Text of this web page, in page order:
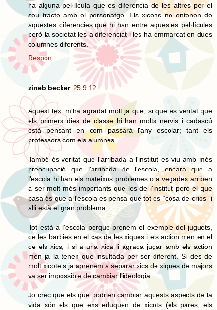
ha alguna pel·lícula que es diferencia de les altres per el
seu tracte amb el personatge. Els xicons no entenen de
aquestes diferencies que hi han entre aquestes pel·lícules
però la societat les a diferenciat i les ha emmarcat en dues
columnes diferents.
Respon
zineb becker 25.9.12
Aquest text m'ha agradat molt ja que, si que és veritat que
els primers dies de classe hi han molts nervis i cadascú
està pensant en com passarà l'any escolar; tant els
professors com els alumnes.
També és veritat que l'arribada a l'institut es viu amb més
preocupació que l'arribada de l'escola, encara que a
l'escola hi han els mateixos problemes o a vegades arriben
a ser molt més importants que les de l'institut però el que
pasa és que a l'escola es pensa que tot és “cosa de crios” i
alli està el gran problema.
Tot està a l'escola perque prenem el exemple del juguets,
de les barbies en el cas de les xiques i els action men en el
de els xics, i si a una xica li agrada jugar amb els action
men ja la tenen que insultada per ser diferent. Si des de
molt xicotets ja aprenem a separar xics de xiques de majors
va ser impossible de cambiar l'ideologia.
Jo crec que els que podrien cambiar aquests aspects de la
vida són els que ens eduquen de xicots (els pares, els